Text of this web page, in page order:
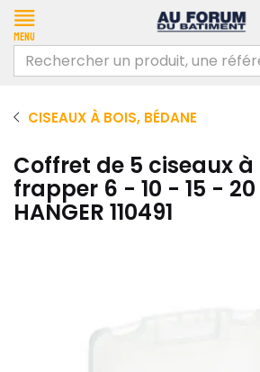
Menu
CISEAUX À BOIS, BÉDANE
Coffret de 5 ciseaux à
frapper 6 - 10 - 15 -
HANGER 110491